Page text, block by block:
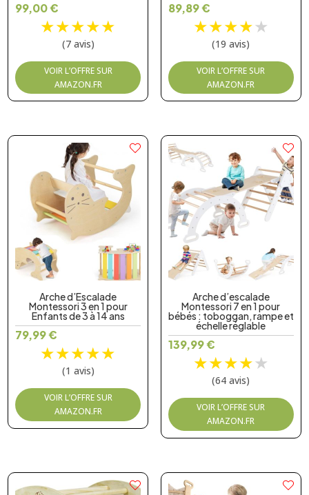
99,00€
★★★★★
(7 avis)
VOIR L’OFFRE SUR
AMAZON.FR
89,89€
★★★★★
(19 avis)
VOIR L’OFFRE SUR
AMAZON.FR
Arche d’Escalade
Montessori 3 en 1 pour
Enfants de 3 à 14 ans
79,99€
★★★★★
(1 avis)
VOIR L’OFFRE SUR
AMAZON.FR
Arche d’escalade
Montessori 7 en 1 pour
bébés : toboggan, rampe et
échelle réglable
139,99€
★★★★★
(64 avis)
VOIR L’OFFRE SUR
AMAZON.FR